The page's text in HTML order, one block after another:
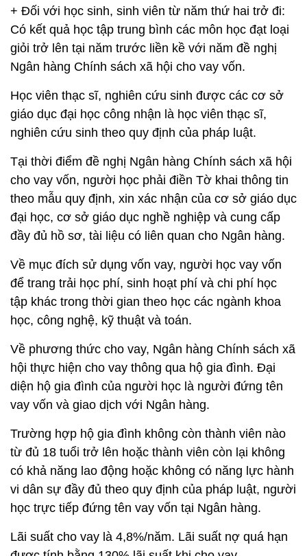
+ Đối với học sinh, sinh viên từ năm thứ hai trở đi:
Có kết quả học tập trung bình các môn học đạt loại
giỏi trở lên tại năm trước liền kề với năm đề nghị
Ngân hàng Chính sách xã hội cho vay vốn.
Học viên thạc sĩ, nghiên cứu sinh được các cơ sở
giáo dục đại học công nhận là học viên thạc sĩ,
nghiên cứu sinh theo quy định của pháp luật.
Tại thời điểm đề nghị Ngân hàng Chính sách xã hội
cho vay vốn, người học phải điền Tờ khai thông tin
theo mẫu quy định, xin xác nhận của cơ sở giáo dục
đại học, cơ sở giáo dục nghề nghiệp và cung cấp
đầy đủ hồ sơ, tài liệu có liên quan cho Ngân hàng.
Về mục đích sử dụng vốn vay, người học vay vốn
để trang trải học phí, sinh hoạt phí và chi phí học
tập khác trong thời gian theo học các ngành khoa
học, công nghệ, kỹ thuật và toán.
Về phương thức cho vay, Ngân hàng Chính sách xã
hội thực hiện cho vay thông qua hộ gia đình. Đại
diện hộ gia đình của người học là người đứng tên
vay vốn và giao dịch với Ngân hàng.
Trường hợp hộ gia đình không còn thành viên nào
từ đủ 18 tuổi trở lên hoặc thành viên còn lại không
có khả năng lao động hoặc không có năng lực hành
vi dân sự đầy đủ theo quy định của pháp luật, người
học trực tiếp đứng tên vay vốn tại Ngân hàng.
Lãi suất cho vay là 4,8%/năm. Lãi suất nợ quá hạn